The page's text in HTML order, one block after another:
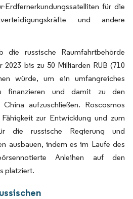
Erdfernerkundungssatelliten für die
und andere
die russische Raumfahrtbehörde
2023 bis zu 50 Milliarden RUB (710
würde, um ein umfangreiches
finanzieren und damit zu den
aufzuschließen. Roscosmos
zur Entwicklung und zum
die russische Regierung und
ausbauen, indem es im Laufe des
Anleihen auf den
platziert.